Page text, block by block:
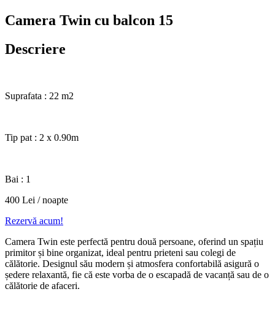
Camera Twin cu balcon 15
Descriere
Suprafata : 22 m2
Tip pat : 2 x 0.90m
Bai : 1
400 Lei / noapte
Rezervă acum!
Camera Twin este perfectă pentru două persoane, oferind un spațiu
primitor și bine organizat, ideal pentru prieteni sau colegi de
călătorie. Designul său modern și atmosfera confortabilă asigură o
ședere relaxantă, fie că este vorba de o escapadă de vacanță sau de o
călătorie de afaceri.